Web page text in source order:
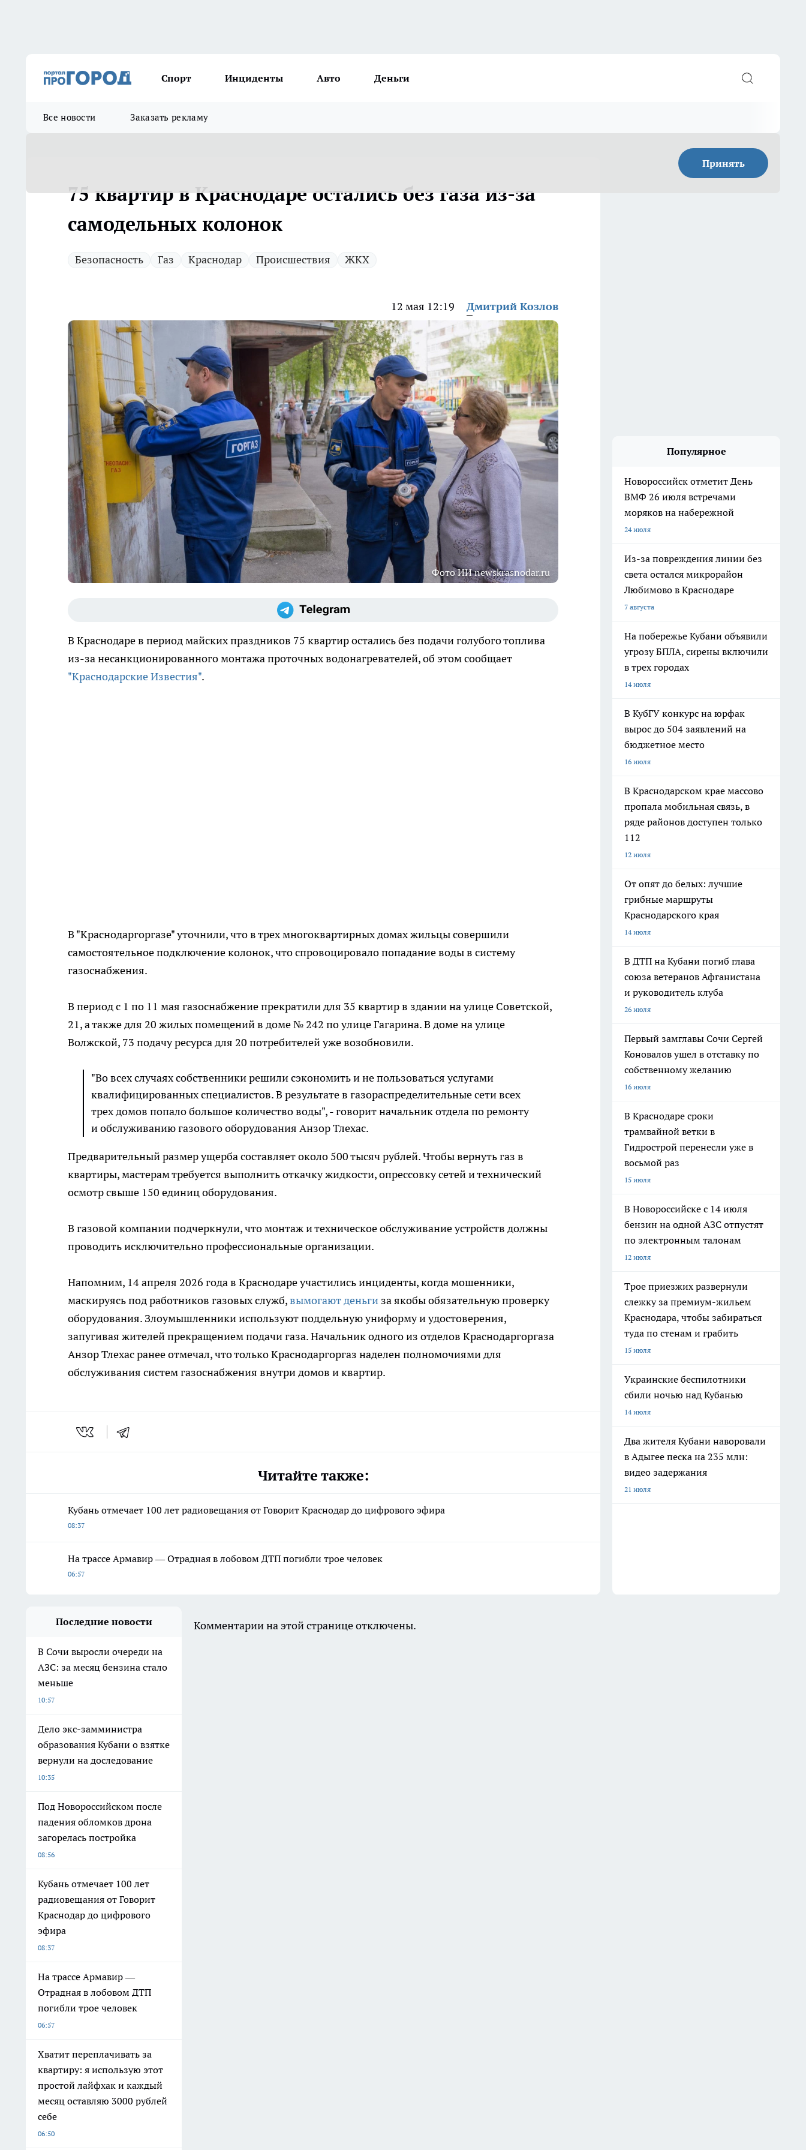
Спорт Инциденты Авто Деньги
Все новости Заказать рекламу
Принять
75 квартир в Краснодаре остались без газа из-за
самодельных колонок
Безопасность Газ Краснодар Происшествия ЖКХ
12 мая 12:19 Дмитрий Козлов
Фото ИИ newskrasnodar.ru
В Краснодаре в период майских праздников 75 квартир остались без подачи голубого топлива
из-за несанкционированного монтажа проточных водонагревателей, об этом сообщает
"Краснодарские Известия".
В "Краснодаргоргазе" уточнили, что в трех многоквартирных домах жильцы совершили
самостоятельное подключение колонок, что спровоцировало попадание воды в систему
газоснабжения.
В период с 1 по 11 мая газоснабжение прекратили для 35 квартир в здании на улице Советской,
21, а также для 20 жилых помещений в доме № 242 по улице Гагарина. В доме на улице
Волжской, 73 подачу ресурса для 20 потребителей уже возобновили.
"Во всех случаях собственники решили сэкономить и не пользоваться услугами
квалифицированных специалистов. В результате в газораспределительные сети всех
трех домов попало большое количество воды", - говорит начальник отдела по ремонту
и обслуживанию газового оборудования Анзор Тлехас.
Предварительный размер ущерба составляет около 500 тысяч рублей. Чтобы вернуть газ в
квартиры, мастерам требуется выполнить откачку жидкости, опрессовку сетей и технический
осмотр свыше 150 единиц оборудования.
В газовой компании подчеркнули, что монтаж и техническое обслуживание устройств должны
проводить исключительно профессиональные организации.
Напомним, 14 апреля 2026 года в Краснодаре участились инциденты, когда мошенники,
маскируясь под работников газовых служб,вымогают деньги за якобы обязательную проверку
оборудования. Злоумышленники используют поддельную униформу и удостоверения,
запугивая жителей прекращением подачи газа. Начальник одного из отделов Краснодаргоргаза
Анзор Тлехас ранее отмечал, что только Краснодаргоргаз наделен полномочиями для
обслуживания систем газоснабжения внутри домов и квартир.
Читайте также:
Кубань отмечает 100 лет радиовещания от Говорит Краснодар до цифрового эфира
08:37
На трассе Армавир — Отрадная в лобовом ДТП погибли трое человек
06:57
Популярное
Новороссийск отметит День
ВМФ 26 июля встречами
моряков на набережной
24 июля
Из-за повреждения линии без
света остался микрорайон
Любимово в Краснодаре
7 августа
На побережье Кубани объявили
угрозу БПЛА, сирены включили
в трех городах
14 июля
В КубГУ конкурс на юрфак
вырос до 504 заявлений на
бюджетное место
16 июля
В Краснодарском крае массово
пропала мобильная связь, в
ряде районов доступен только
112
12 июля
От опят до белых: лучшие
грибные маршруты
Краснодарского края
14 июля
В ДТП на Кубани погиб глава
союза ветеранов Афганистана
и руководитель клуба
26 июля
Первый замглавы Сочи Сергей
Коновалов ушел в отставку по
собственному желанию
16 июля
В Краснодаре сроки
трамвайной ветки в
Гидрострой перенесли уже в
восьмой раз
15 июля
В Новороссийске с 14 июля
бензин на одной АЗС отпустят
по электронным талонам
12 июля
Трое приезжих развернули
слежку за премиум-жильем
Краснодара, чтобы забираться
туда по стенам и грабить
15 июля
Украинские беспилотники
сбили ночью над Кубанью
14 июля
Два жителя Кубани наворовали
в Адыгее песка на 235 млн:
видео задержания
21 июля
Последние новости
В Сочи выросли очереди на
АЗС: за месяц бензина стало
меньше
10:57
Дело экс-замминистра
образования Кубани о взятке
вернули на доследование
10:35
Под Новороссийском после
падения обломков дрона
загорелась постройка
08:56
Кубань отмечает 100 лет
радиовещания от Говорит
Краснодар до цифрового
эфира
08:37
На трассе Армавир —
Отрадная в лобовом ДТП
погибли трое человек
06:57
Хватит переплачивать за
квартиру: я использую этот
простой лайфхак и каждый
месяц оставляю 3000 рублей
себе
06:50
Комментарии на этой странице отключены.